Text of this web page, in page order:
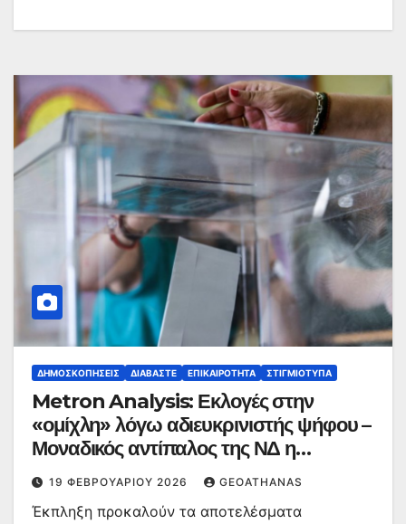
ΔΗΜΟΣΚΟΠΉΣΕΙΣ ΔΙΑΒΆΣΤΕ ΕΠΙΚΑΙΡΌΤΗΤΑ ΣΤΙΓΜΙΌΤΥΠΑ
Metron Analysis: Εκλογές στην
«ομίχλη» λόγω αδιευκρινιστής ψήφου –
Μοναδικός αντίπαλος της ΝΔ η
Καρυστιανού
19 ΦΕΒΡΟΥΑΡΊΟΥ 2026 GEOATHANAS
Έκπληξη προκαλούν τα αποτελέσματα